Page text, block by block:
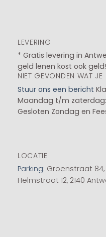
LEVERING
* Gratis levering in
geld lenen kost ook geld!
NIET GEVONDEN WAT
Stuur ons een bericht
Maandag t/m zaterdag:
Gesloten Zondag en
LOCATIE
Parking: Groenstraat
Helmstraat 12, 2140